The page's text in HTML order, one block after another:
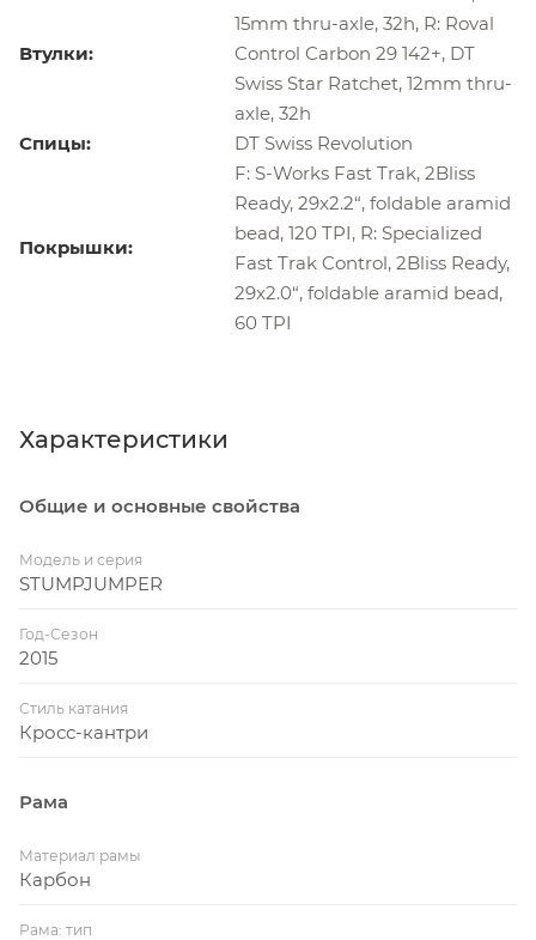
Втулки:
15mm thru-axle, 32h, R: Roval
Control Carbon 29 142+, DT
Swiss Star Ratchet, 12mm thru-
axle, 32h
Спицы:
DT Swiss Revolution
Покрышки:
F: S-Works Fast Trak, 2Bliss
Ready, 29x2.2“, foldable aramid
bead, 120 TPI, R: Specialized
Fast Trak Control, 2Bliss Ready,
29x2.0“, foldable aramid bead,
60 TPI
Характеристики
Общие и основные свойства
Модель и серия
STUMPJUMPER
Год-Сезон
2015
Стиль катания
Кросс-кантри
Рама
Материал рамы
Карбон
Рама: тип